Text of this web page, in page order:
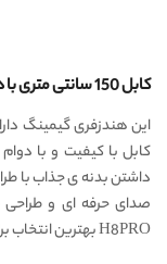
کابل 150 سانتی متری با دوام و طراحی جذاب بدنه
کابل با کیفیت و با
داشتن بدنه ی جذاب با
H8PRO بهترین انتخاب برای شماست.